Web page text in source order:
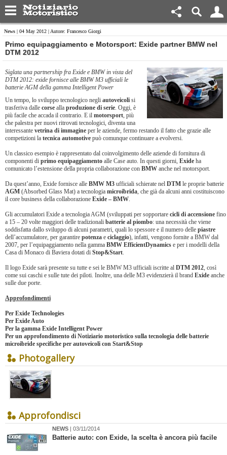
News | 04 May 2012 | Autore: Francesco Giorgi
Primo equipaggiamento e Motorsport: Exide partner BMW nel
DTM 2012
Siglata una partnership fra Exide e BMW in vista del
DTM 2012: exide fornisce alle BMW M3 ufficiali le
batterie AGM della gamma Intelligent Power
Un tempo, lo sviluppo tecnologico negli autoveicoli si
trasferiva dalle corse alla produzione di serie. Oggi, è
più facile che accada il contrario. E il motorsport, più
che palestra per nuovi ritrovati tecnologici, diventa una
interessante vetrina di immagine per le aziende, fermo restando il fatto che grazie alle
competizioni la tecnica automotive può comunque continuare a evolversi.
Un classico esempio è rappresentato dal coinvolgimento delle aziende di fornitura di
componenti di primo equipaggiamento alle Case auto. In questi giorni, Exide ha
comunicato l’estensione della propria collaborazione con BMW anche nel motorsport.
Da quest’anno, Exide fornisce alle BMW M3 ufficiali schierate nel DTM le proprie batterie
AGM (Absorbed Glass Mat) a tecnologia microibrida, che già da alcuni anni costituiscono
il core business della collaborazione Exide – BMW.
Gli accumulatori Exide a tecnologia AGM (sviluppati per sopportare cicli di accensione fino
a 15 – 20 volte maggiori delle tradizionali batterie al piombo: una necessità che viene
soddisfatta dallo sviluppo di alcuni parametri, quali lo spessore e il numero delle piastre
dell’accumulatore, per garantire potenza e ciclaggio), infatti, vengono fornite a BMW dal
2007, per l’equipaggiamento nella gamma BMW EfficientDynamics e per i modelli della
Casa di Monaco di Baviera dotati di Stop&Start.
Il logo Exide sarà presente su tutte e sei le BMW M3 ufficiali iscritte al DTM 2012, così
come sui caschi e sulle tute dei piloti. Inoltre, una delle M3 evidenzierà il brand Exide anche
sulle due porte.
Approfondimenti
Per Exide Technologies
Per Exide Auto
Per la gamma Exide Intelligent Power
Per un approfondimento di Notiziario motoristico sulla tecnologia delle batterie
microibride specifiche per autoveicoli con Start&Stop
Photogallery
Approfondisci
NEWS | 03/11/2014
Batterie auto: con Exide, la scelta è ancora più facile